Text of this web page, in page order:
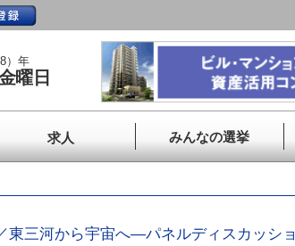
）年
曜日
求人 みんなの選挙
東三河から宇宙へ―パネルディスカッショ